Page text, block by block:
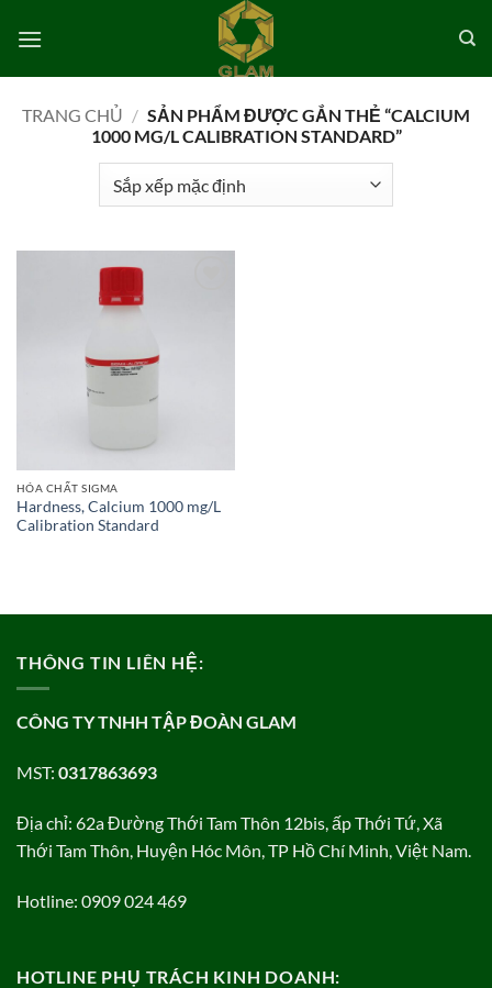
qua
TRANG CHỦ / SẢN PHẨM ĐƯỢC GẮN THẺ “CALCIUM
1000 MG/L CALIBRATION STANDARD”
HÓA CHẤT SIGMA
Hardness, Calcium 1000 mg/L
Calibration Standard
THÔNG TIN LIÊN HỆ:
CÔNG TY TNHH TẬP ĐOÀN GLAM
MST: 0317863693
Địa chỉ: 62a Đường Thới Tam Thôn 12bis, ấp Thới Tứ, Xã
Thới Tam Thôn, Huyện Hóc Môn, TP Hồ Chí Minh, Việt Nam.
Hotline: 0909 024 469
HOTLINE PHỤ TRÁCH KINH DOANH: